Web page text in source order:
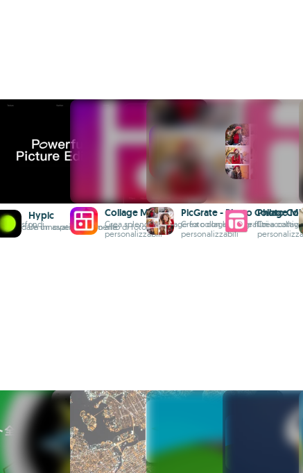
e sfondi
per dare un aspetto unico alle
Hypic
Un innovativo strumento di fotoritocco
Collage Maker
Crea splendidi collage foto con layout e filtri
personalizzabili
PicGrate - Photo Collage
Crea collage fotografici
personalizzabili
Photo
Crea